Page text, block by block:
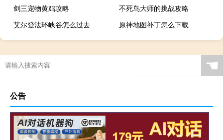
剑三宠物黄鸡攻略
不死鸟大师的挑战攻略
艾尔登法环峡谷怎么过去
原神地图补丁怎么下载
☚
公告